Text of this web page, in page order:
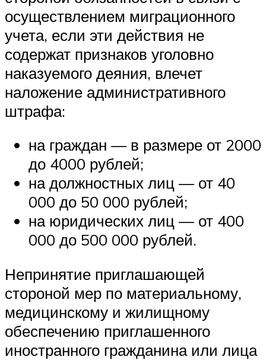
осуществлением миграционного
учета, если эти действия не
содержат признаков уголовно
наказуемого деяния, влечет
наложение административного
штрафа:
на граждан — в размере от 2000
до 4000 рублей;
на должностных лиц — от 40
000 до 50 000 рублей;
на юридических лиц — от 400
000 до 500 000 рублей.
Непринятие приглашающей
стороной мер по материальному,
медицинскому и жилищному
обеспечению приглашенного
иностранного гражданина или лица